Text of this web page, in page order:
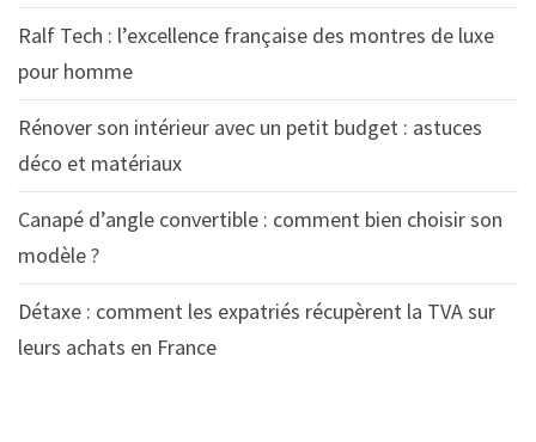
Ralf Tech : l’excellence française des montres de luxe
pour homme
Rénover son intérieur avec un petit budget : astuces
déco et matériaux
Canapé d’angle convertible : comment bien choisir son
modèle ?
Détaxe : comment les expatriés récupèrent la TVA sur
leurs achats en France